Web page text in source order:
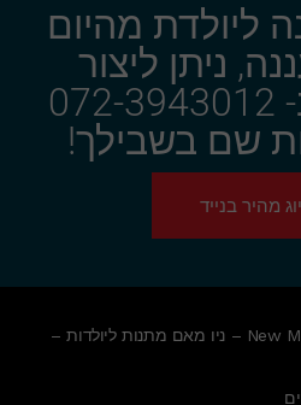
ליולדת מהיום
ניתן ליצור
עימנו קשר ב- 072-3943012
שם בשבילך!
מהיר בנייד
© כל הזכויות שמורות לאתר New Mom – ניו מאם מתנות ליולדות –